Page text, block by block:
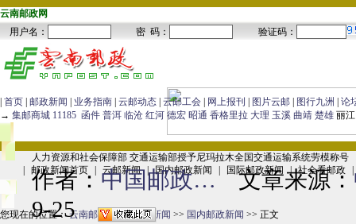
云南邮政网
首页 邮政新闻 业务指南 云邮动态 云邮工会 网上报刊 图片云邮 图行九洲
论
→ 集邮商城 11185 函件 普洱 临沧 红河 德宏 昭通 香格里拉 大理 玉溪 曲靖 楚雄 丽
邮政新闻首页 云邮新闻 国内邮政新闻 国际邮政新闻 | 社会看邮政
您现在的位置：云南邮政网>>邮政新闻 >> 国内邮政新闻 >> 正文
人力资源和社会保障部 交通运输部授予尼玛拉木全国交通运输系统劳模称号
作者： 中国邮政… 文章来源：
9-25